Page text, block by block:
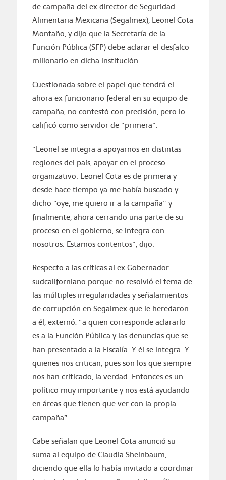
de campaña del ex director de Seguridad
Alimentaria Mexicana (Segalmex), Leonel Cota
Montaño, y dijo que la Secretaría de la
Función Pública (SFP) debe aclarar el desfalco
millonario en dicha institución.
Cuestionada sobre el papel que tendrá el
ahora ex funcionario federal en su equipo de
campaña, no contestó con precisión, pero lo
calificó como servidor de “primera”.
“Leonel se integra a apoyarnos en distintas
regiones del país, apoyar en el proceso
organizativo. Leonel Cota es de primera y
desde hace tiempo ya me había buscado y
dicho “oye, me quiero ir a la campaña” y
finalmente, ahora cerrando una parte de su
proceso en el gobierno, se integra con
nosotros. Estamos contentos”, dijo.
Respecto a las críticas al ex Gobernador
sudcaliforniano porque no resolvió el tema de
las múltiples irregularidades y señalamientos
de corrupción en Segalmex que le heredaron
a él, externó: “a quien corresponde aclararlo
es a la Función Pública y las denuncias que se
han presentado a la Fiscalía. Y él se integra. Y
quienes nos critican, pues son los que siempre
nos han criticado, la verdad. Entonces es un
político muy importante y nos está ayudando
en áreas que tienen que ver con la propia
campaña”.
Cabe señalan que Leonel Cota anunció su
suma al equipo de Claudia Sheinbaum,
diciendo que ella lo había invitado a coordinar